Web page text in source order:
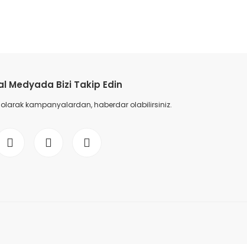
Medyada Bizi Takip Edin
olarak kampanyalardan, haberdar olabilirsiniz.